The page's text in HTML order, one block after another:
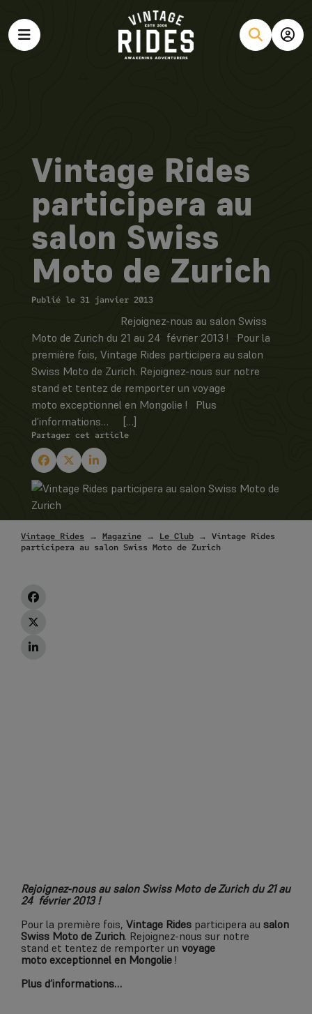
Vintage Rides
participera au
salon Swiss
Moto de Zurich
Publié le 31 janvier 2013
Rejoignez-nous au salon Swiss
Moto de Zurich du 21 au 24 février 2013 ! Pour la
première fois, Vintage Rides participera au salon
Swiss Moto de Zurich. Rejoignez-nous sur notre
stand et tentez de remporter un voyage
moto exceptionnel en Mongolie ! Plus
d’informations… […]
Partager cet article
Vintage Rides → Magazine → Le Club → Vintage Rides
participera au salon Swiss Moto de Zurich
Rejoignez-nous au salon Swiss Moto de Zurich du 21 au
24 février 2013!
Pour la première fois, Vintage Rides participera au salon
Swiss Moto de Zurich. Rejoignez-nous sur notre
stand et tentez de remporter un voyage
moto exceptionnel en Mongolie !
Plus d’informations…